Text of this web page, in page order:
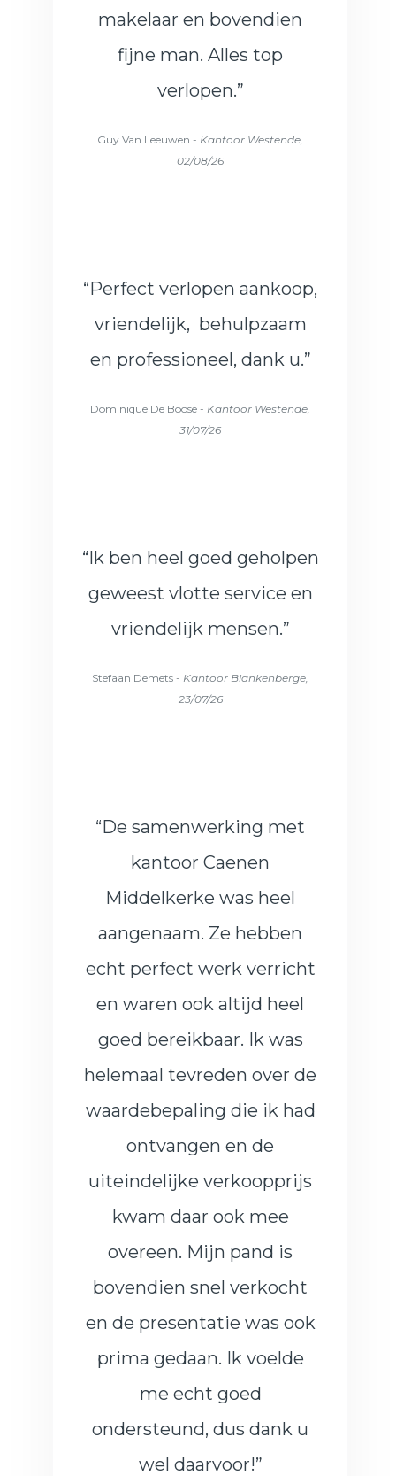
makelaar en bovendien
fijne man. Alles top
verlopen.”
Guy Van Leeuwen - Kantoor Westende,
02/08/26
“Perfect verlopen aankoop,
vriendelijk, behulpzaam
en professioneel, dank u.”
Dominique De Boose - Kantoor Westende,
31/07/26
“Ik ben heel goed geholpen
geweest vlotte service en
vriendelijk mensen.”
Stefaan Demets - Kantoor Blankenberge,
23/07/26
“De samenwerking met
kantoor Caenen
Middelkerke was heel
aangenaam. Ze hebben
echt perfect werk verricht
en waren ook altijd heel
goed bereikbaar. Ik was
helemaal tevreden over de
waardebepaling die ik had
ontvangen en de
uiteindelijke verkoopprijs
kwam daar ook mee
overeen. Mijn pand is
bovendien snel verkocht
en de presentatie was ook
prima gedaan. Ik voelde
me echt goed
ondersteund, dus dank u
wel daarvoor!”